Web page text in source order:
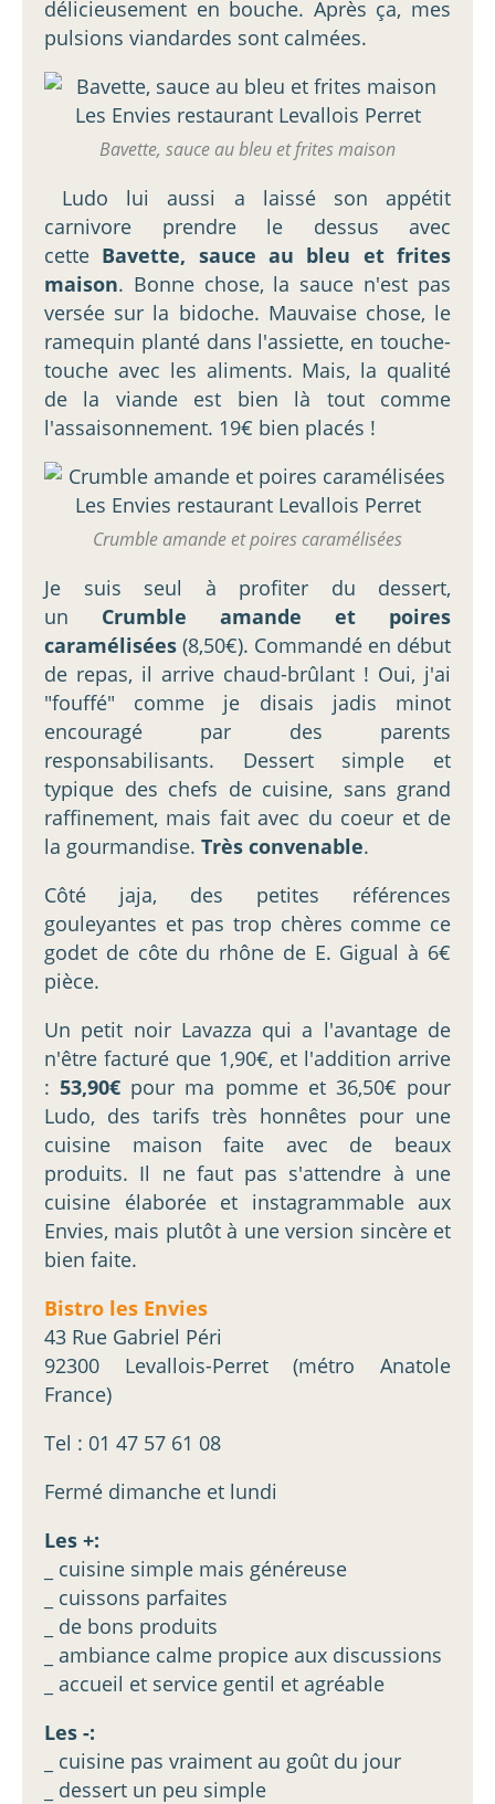
délicieusement en bouche. Après ça, mes
pulsions viandardes sont calmées.
Bavette, sauce au bleu et frites maison
Ludo lui aussi a laissé son appétit
carnivore prendre le dessus avec
cette Bavette, sauce au bleu et frites
maison. Bonne chose, la sauce n'est pas
versée sur la bidoche. Mauvaise chose, le
ramequin planté dans l'assiette, en touche-
touche avec les aliments. Mais, la qualité
de la viande est bien là tout comme
l'assaisonnement. 19€ bien placés !
Crumble amande et poires caramélisées
Je suis seul à profiter du dessert,
un Crumble amande et poires
caramélisées (8,50€). Commandé en début
de repas, il arrive chaud-brûlant ! Oui, j'ai
"fouffé" comme je disais jadis minot
encouragé par des parents
responsabilisants. Dessert simple et
typique des chefs de cuisine, sans grand
raffinement, mais fait avec du coeur et de
la gourmandise. Très convenable.
Côté jaja, des petites références
gouleyantes et pas trop chères comme ce
godet de côte du rhône de E. Gigual à 6€
pièce.
Un petit noir Lavazza qui a l'avantage de
n'être facturé que 1,90€, et l'addition arrive
:53,90€ pour ma pomme et 36,50€ pour
Ludo, des tarifs très honnêtes pour une
cuisine maison faite avec de beaux
produits. Il ne faut pas s'attendre à une
cuisine élaborée et instagrammable aux
Envies, mais plutôt à une version sincère et
bien faite.
Bistro les Envies
43 Rue Gabriel Péri
92300 Levallois-Perret (métro Anatole
France)
Tel : 01 47 57 61 08
Fermé dimanche et lundi
Les +:
_ cuisine simple mais généreuse
_ cuissons parfaites
_ de bons produits
_ ambiance calme propice aux discussions
_ accueil et service gentil et agréable
Les -:
_ cuisine pas vraiment au goût du jour
_ dessert un peu simple